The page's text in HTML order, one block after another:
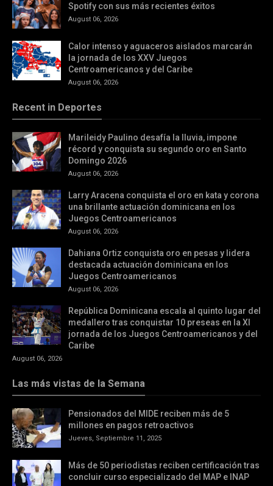
Spotify con sus más recientes éxitos
August 06, 2026
Calor intenso y aguaceros aislados marcarán
la jornada de los XXV Juegos
Centroamericanos y del Caribe
August 06, 2026
Recent in Deportes
Marileidy Paulino desafía la lluvia, impone
récord y conquista su segundo oro en Santo
Domingo 2026
August 06, 2026
Larry Aracena conquista el oro en kata y corona
una brillante actuación dominicana en los
Juegos Centroamericanos
August 06, 2026
Dahiana Ortiz conquista oro en pesas y lidera
destacada actuación dominicana en los
Juegos Centroamericanos
August 06, 2026
República Dominicana escala al quinto lugar del
medallero tras conquistar 10 preseas en la XI
jornada de los Juegos Centroamericanos y del
Caribe
August 06, 2026
Las más vistas de la Semana
Pensionados del MIDE reciben más de 5
millones en pagos retroactivos
Jueves, Septiembre 11, 2025
Más de 50 periodistas reciben certificación tras
concluir curso especializado del MAP e INAP